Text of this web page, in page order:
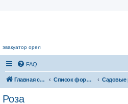
эвакуатор орел
FAQ
Главная страница Список форумов
Роза